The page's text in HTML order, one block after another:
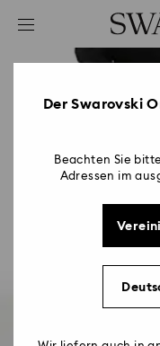
Liste Tastaturkürzel
0 - Header
2 - Footer
Der Swarovski
Beachten Sie
Adressen im